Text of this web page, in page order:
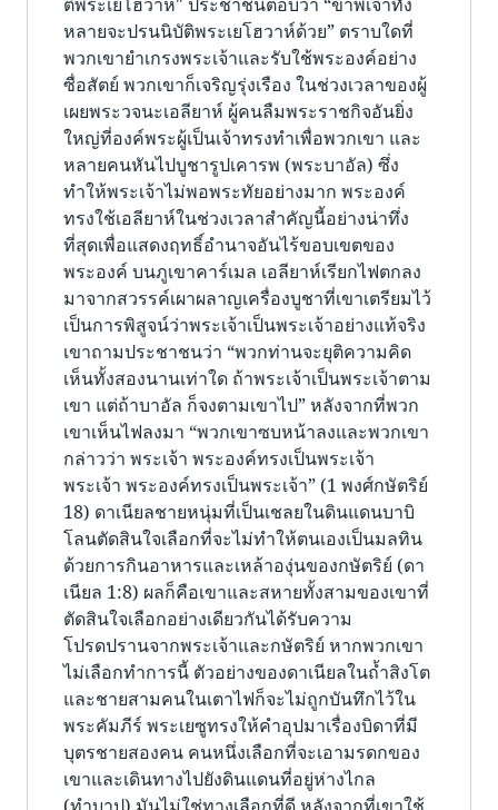
หลายจะปรนนิบั​ติ​พระเยโฮวาห์​ด้วย” ตราบใดที่
พวกเขายำเกรงพระเจ้าและรับใช้พระองค์อย่าง
ซื่อสัตย์ พวกเขาก็เจริญรุ่งเรือง ในช่วงเวลาของผู้
เผยพระวจนะเอลียาห์ ผู้คนลืมพระราชกิจอันยิ่ง
ใหญ่ที่องค์พระผู้เป็นเจ้าทรงทำเพื่อพวกเขา และ
หลายคนหันไปบูชารูปเคารพ (พระบาอัล) ซึ่ง
ทำให้พระเจ้าไม่พอพระทัยอย่างมาก พระองค์
ทรงใช้เอลียาห์ในช่วงเวลาสำคัญนี้อย่างน่าทึ่ง
ที่สุดเพื่อแสดงฤทธิ์อำนาจอันไร้ขอบเขตของ
พระองค์ บนภูเขาคาร์เมล เอลียาห์เรียกไฟตกลง
มาจากสวรรค์เผาผลาญเครื่องบูชาที่เขาเตรียมไว้
เป็นการพิสูจน์ว่าพระเจ้าเป็นพระเจ้าอย่างแท้จริง
เขาถามประชาชนว่า “พวกท่านจะยุติความคิด
เห็นทั้งสองนานเท่าใด ถ้าพระเจ้าเป็นพระเจ้าตาม
เขา แต่ถ้าบาอัล ก็จงตามเขาไป” หลังจากที่พวก
เขาเห็นไฟลงมา “พวกเขาซบหน้าลงและพวกเขา
กล่าวว่า พระเจ้า พระองค์ทรงเป็นพระเจ้า
พระเจ้า พระองค์ทรงเป็นพระเจ้า” (1 พงศ์กษัตริย์
18) ดาเนียลชายหนุ่มที่เป็นเชลยในดินแดนบาบิ
โลนตัดสินใจเลือกที่จะไม่ทำให้ตนเองเป็นมลทิน
ด้วยการกินอาหารและเหล้าองุ่นของกษัตริย์ (ดา
เนียล 1:8) ผลก็คือเขาและสหายทั้งสามของเขาที่
ตัดสินใจเลือกอย่างเดียวกันได้รับความ
โปรดปรานจากพระเจ้าและกษัตริย์ หากพวกเขา
ไม่เลือกทำการนี้ ตัวอย่างของดาเนียลในถ้ำสิงโต
และชายสามคนในเตาไฟก็จะไม่ถูกบันทึกไว้ใน
พระคัมภีร์ พระเยซูทรงให้คำอุปมาเรื่องบิดาที่มี
บุตรชายสองคน คนหนึ่งเลือกที่จะเอามรดกของ
เขาและเดินทางไปยังดินแดนที่อยู่ห่างไกล